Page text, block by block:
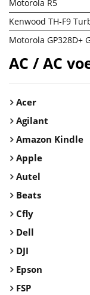
Motorola R5
Kenwood TH-F9
Motorola GP328D+
AC / AC
Acer
Agilant
Amazon Kindle
Apple
Autel
Beats
Cfly
Dell
DJI
Epson
FSP